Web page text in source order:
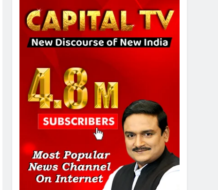
8
चुनाव से पहले लालू परिवार पर बड़ा
घोटाले में आरोप तय किए
1
SRN अस्पताल का नाम अमर
शहीद ठाकुर रोशन सिंह के नाम पर
करने की मांग तेज
अमर शहीद ठाकुर रोशन सिंह के
नाम पर स्वरूप रानी नेहरू
चिकित्सालय का नामकरण करने